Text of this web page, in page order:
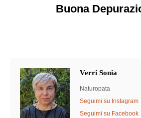
Buona
Verri Sonia
Naturopata
Seguimi su Instagram
Seguimi su Facebook